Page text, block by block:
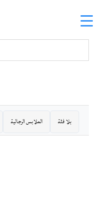
بلا فئة الملابس الرجالية